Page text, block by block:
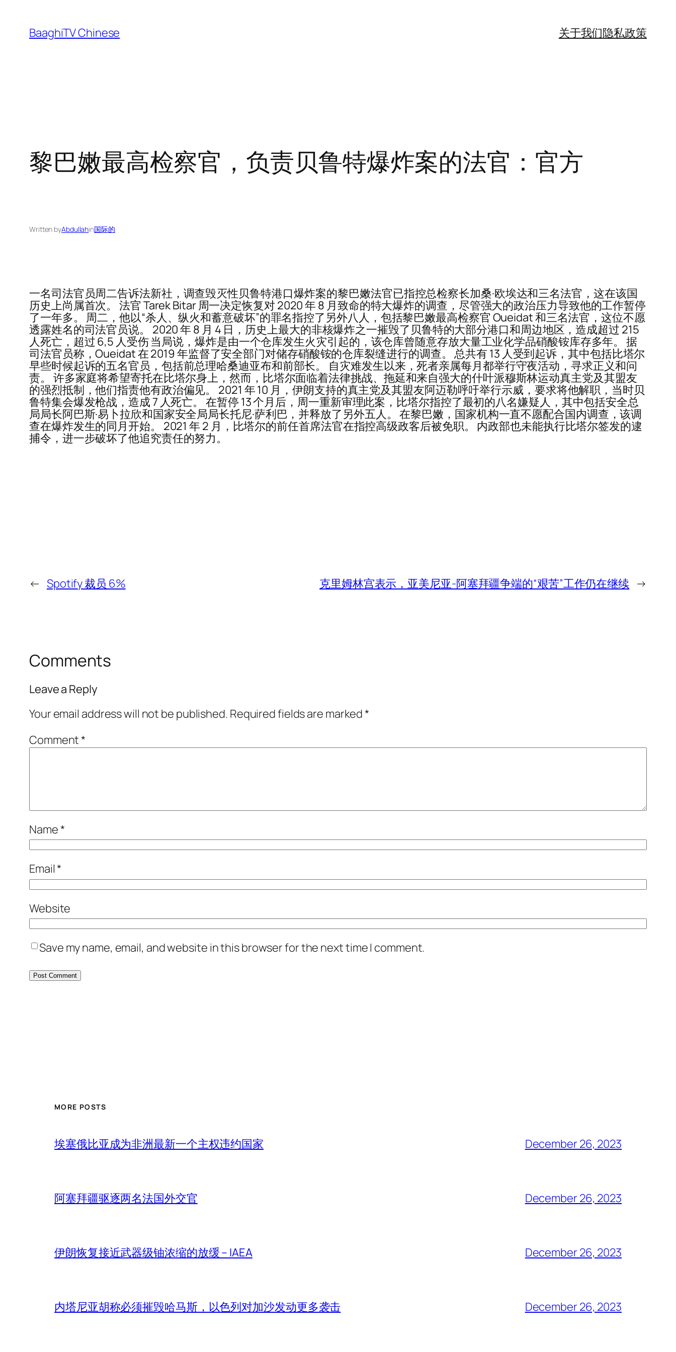
content
BaaghiTV Chinese 关于我们隐私政策
黎巴嫩最高检察官，负责贝鲁特爆炸案的法官：官方
Written byAbdullahin国际的
一名司法官员周二告诉法新社，调查毁灭性贝鲁特港口爆炸案的黎巴嫩法官已指控总检察长加桑·欧埃达和三名法官，这在该国
历史上尚属首次。 法官 Tarek Bitar 周一决定恢复对 2020 年 8 月致命的特大爆炸的调查，尽管强大的政治压力导致他的工作暂停
了一年多。 周二，他以“杀人、纵火和蓄意破坏”的罪名指控了另外八人，包括黎巴嫩最高检察官 Oueidat 和三名法官，这位不愿
透露姓名的司法官员说。 2020 年 8 月 4 日，历史上最大的非核爆炸之一摧毁了贝鲁特的大部分港口和周边地区，造成超过 215
人死亡，超过 6,5 人受伤 当局说，爆炸是由一个仓库发生火灾引起的，该仓库曾随意存放大量工业化学品硝酸铵库存多年。 据
司法官员称，Oueidat 在 2019 年监督了安全部门对储存硝酸铵的仓库裂缝进行的调查。 总共有 13 人受到起诉，其中包括比塔尔
早些时候起诉的五名官员，包括前总理哈桑迪亚布和前部长。 自灾难发生以来，死者亲属每月都举行守夜活动，寻求正义和问
责。 许多家庭将希望寄托在比塔尔身上，然而，比塔尔面临着法律挑战、拖延和来自强大的什叶派穆斯林运动真主党及其盟友
的强烈抵制，他们指责他有政治偏见。 2021 年 10 月，伊朗支持的真主党及其盟友阿迈勒呼吁举行示威，要求将他解职，当时贝
鲁特集会爆发枪战，造成 7 人死亡。 在暂停 13 个月后，周一重新审理此案，比塔尔指控了最初的八名嫌疑人，其中包括安全总
局局长阿巴斯·易卜拉欣和国家安全局局长托尼·萨利巴，并释放了另外五人。 在黎巴嫩，国家机构一直不愿配合国内调查，该调
查在爆炸发生的同月开始。 2021 年 2 月，比塔尔的前任首席法官在指控高级政客后被免职。 内政部也未能执行比塔尔签发的逮
捕令，进一步破坏了他追究责任的努力。
← Spotify 裁员 6% 克里姆林宫表示，亚美尼亚-阿塞拜疆争端的“艰苦”工作仍在继续 →
Comments
Leave a Reply
Your email address will not be published. Required fields are marked*
Comment*
Name*
Email*
Website
Save my name, email, and website in this browser for the next time I comment.
MORE POSTS
埃塞俄比亚成为非洲最新一个主权违约国家 December 26, 2023
阿塞拜疆驱逐两名法国外交官 December 26, 2023
伊朗恢复接近武器级铀浓缩的放缓 – IAEA December 26, 2023
内塔尼亚胡称必须摧毁哈马斯，以色列对加沙发动更多袭击 December 26, 2023